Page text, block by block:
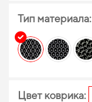
Тип материала:
Цвет коврика: